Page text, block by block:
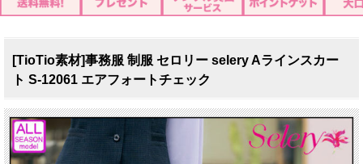
[TioTio素材]事務服 制服 セロリー selery Aラインスカー
ト S-12061 エアフォートチェック